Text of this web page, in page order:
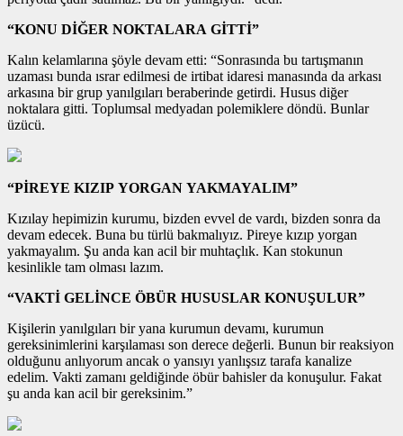
“KONU DİĞER NOKTALARA GİTTİ”
Kalın kelamlarına şöyle devam etti: “Sonrasında bu tartışmanın
uzaması bunda ısrar edilmesi de irtibat idaresi manasında da arkası
arkasına bir grup yanılgıları beraberinde getirdi. Husus diğer
noktalara gitti. Toplumsal medyadan polemiklere döndü. Bunlar
üzücü.
“PİREYE KIZIP YORGAN YAKMAYALIM”
Kızılay hepimizin kurumu, bizden evvel de vardı, bizden sonra da
devam edecek. Buna bu türlü bakmalıyız. Pireye kızıp yorgan
yakmayalım. Şu anda kan acil bir muhtaçlık. Kan stokunun
kesinlikle tam olması lazım.
“VAKTİ GELİNCE ÖBÜR HUSUSLAR KONUŞULUR”
Kişilerin yanılgıları bir yana kurumun devamı, kurumun
gereksinimlerini karşılaması son derece değerli. Bunun bir reaksiyon
olduğunu anlıyorum ancak o yansıyı yanlışsız tarafa kanalize
edelim. Vakti zamanı geldiğinde öbür bahisler da konuşulur. Fakat
şu anda kan acil bir gereksinim.”